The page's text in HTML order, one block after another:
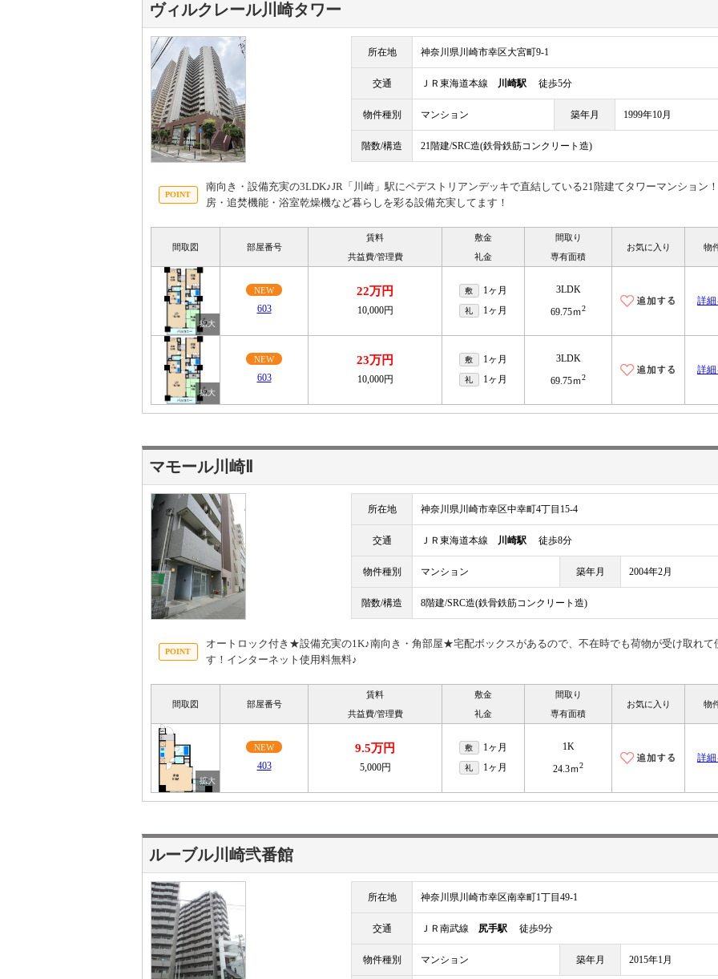
ヴィルクレール川崎タワー
所在地 神奈川県川崎市幸区大宮町9-1
交通 ＪＲ東海道本線 川崎駅 徒歩5分
物件種別 マンション 築年月 1999年10月
階数/構造 21階建/SRC造(鉄骨鉄筋コンクリート造)
南向き・設備充実の3LDK♪JR「川崎」駅にペデストリアンデッキで直結している21階建てタワーマンション
房・追焚機能・浴室乾燥機など暮らしを彩る設備充実してます！
間取図 部屋番号
賃料
共益費/管理費
敷金
礼金
間取り
専有面積
お気に入り 物
NEW
603
22万円
10,000円
敷 1ヶ月
礼 1ヶ月
3LDK
69.75ｍ2
詳細
NEW
603
23万円
10,000円
敷 1ヶ月
礼 1ヶ月
3LDK
69.75ｍ2
詳細
マモール川崎Ⅱ
所在地 神奈川県川崎市幸区中幸町4丁目15-4
交通 ＪＲ東海道本線 川崎駅 徒歩8分
物件種別 マンション 築年月 2004年2月
階数/構造 8階建/SRC造(鉄骨鉄筋コンクリート造)
オートロック付き★設備充実の1K♪南向き・角部屋★宅配ボックスがあるので、不在時でも荷物が受け取れて
す！インターネット使用料無料♪
間取図 部屋番号
賃料
共益費/管理費
敷金
礼金
間取り
専有面積
お気に入り 物
NEW
403
9.5万円
5,000円
敷 1ヶ月
礼 1ヶ月
1K
24.3ｍ2
詳細
ルーブル川崎弐番館
所在地 神奈川県川崎市幸区南幸町1丁目49-1
交通 ＪＲ南武線 尻手駅 徒歩9分
物件種別 マンション 築年月 2015年1月